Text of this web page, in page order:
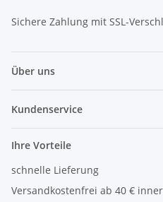
Sichere Zahlung mit SSL-
Über uns
Kundenservice
Ihre Vorteile
schnelle Lieferung
Versandkostenfrei ab 40 €